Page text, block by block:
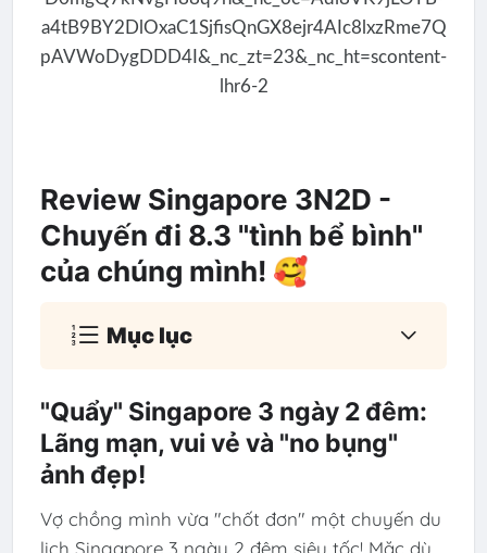
Review Singapore 3N2D -
Chuyến đi 8.3 "tình bể bình"
của chúng mình! 🥰
Mục lục
"Quẩy" Singapore 3 ngày 2 đêm:
Lãng mạn, vui vẻ và "no bụng"
ảnh đẹp!
Vợ chồng mình vừa "chốt đơn" một chuyến du